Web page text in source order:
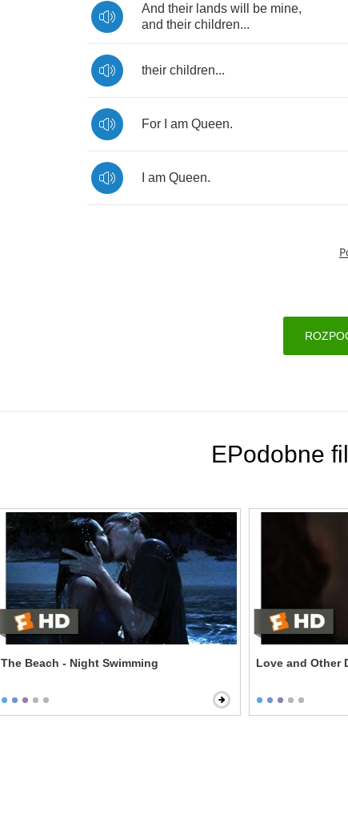
And their lands will be mine,
and their children...
their children...
For am Queen.
am Queen.
EPodobne
The Beach - Night Swimming Love and Other